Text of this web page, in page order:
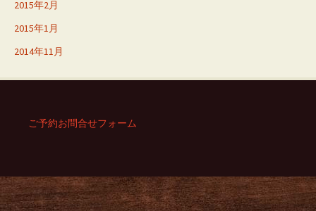
2015年2月
2015年1月
2014年11月
ご予約お問合せフォーム